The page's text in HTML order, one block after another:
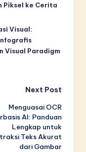
Piksel ke Cerita
Visual:
Visual Paradigm
Next Post
Menguasai OCR
AI: Panduan
Lengkap untuk
Teks Akurat
dari Gambar